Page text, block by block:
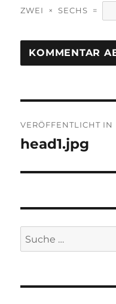
ZWEI × SECHS =
VERÖFFENTLICHT IN
head1.jpg
Suche
nach: